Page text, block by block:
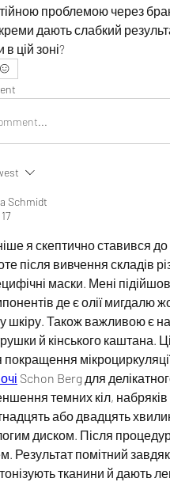
проблемою через
дають слабкий
в цій зоні?
Schmidt
я скептично ставився
після вивчення складів
маски. Мені
де є олії мигдалю
шкіру. Також важливою є
й кінського каштана.
покращення
Schon Berg для
темних кіл,
або двадцять
диском. Після
Результат помітний
тонізують тканини й дають